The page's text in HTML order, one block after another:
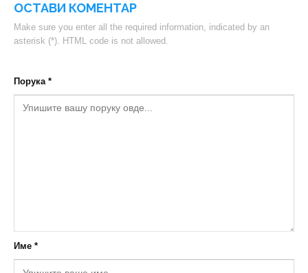
ОСТАВИ КОМЕНТАР
Make sure you enter all the required information, indicated by an
asterisk (*). HTML code is not allowed.
Порука *
Име *